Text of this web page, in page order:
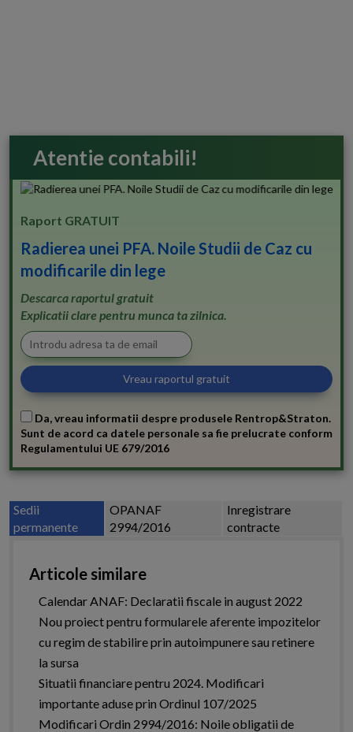
Atentie contabili!
Raport GRATUIT
Radierea unei PFA. Noile Studii de Caz cu
modificarile din lege
Descarca raportul gratuit
Explicatii clare pentru munca ta zilnica.
Da, vreau informatii despre produsele Rentrop&Straton.
Sunt de acord ca datele personale sa fie prelucrate conform
Regulamentului UE 679/2016
Sedii
permanente
OPANAF
2994/2016
Inregistrare
contracte
Articole similare
Calendar ANAF: Declaratii fiscale in august 2022
Nou proiect pentru formularele aferente impozitelor
cu regim de stabilire prin autoimpunere sau retinere
la sursa
Situatii financiare pentru 2024. Modificari
importante aduse prin Ordinul 107/2025
Modificari Ordin 2994/2016: Noile obligatii de